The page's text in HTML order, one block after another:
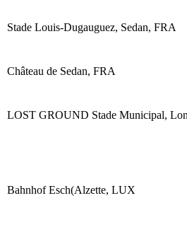
Stade Louis-Dugauguez, Sedan, FRA
Château de Sedan, FRA
LOST GROUND Stade Municipal,
Bahnhof Esch(Alzette, LUX